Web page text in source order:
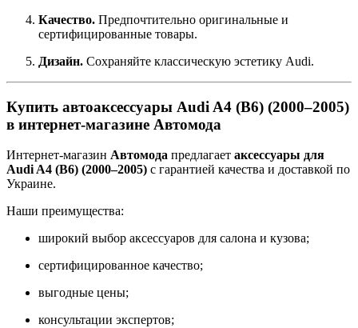
Качество. Предпочтительно оригинальные и
сертифицированные товары.
Дизайн. Сохраняйте классическую эстетику Audi.
Купить автоаксессуары Audi A4 (B6) (2000–2005)
в интернет-магазине Автомода
Интернет-магазин Автомода предлагает аксессуары для
Audi A4 (B6) (2000–2005) с гарантией качества и доставкой по
Украине.
Наши преимущества:
широкий выбор аксессуаров для салона и кузова;
сертифицированное качество;
выгодные цены;
консультации экспертов;